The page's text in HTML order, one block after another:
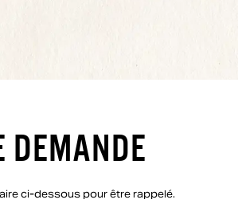
DEMANDE
ci-dessous pour être rappelé.